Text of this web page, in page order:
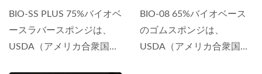
BIO-SS PLUS 75%バイオベ
ースラバースポンジは、
USDA（アメリカ合衆国農
BIO-08 65%バイオベース
のゴムスポンジは、
USDA（アメリカ合衆国農